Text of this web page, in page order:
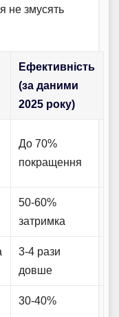
не змусять
Ефективність
(за даними
2025 року)
До 70%
покращення
50-60%
затримка
3-4 рази
довше
30-40%